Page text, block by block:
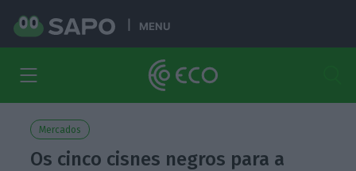
MENU
Mercados
Os cinco cisnes negros para a